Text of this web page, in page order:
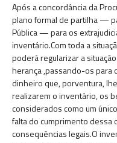
Após a concordância da
plano formal de partilha —
Pública — para os
inventário.Com toda a
poderá regularizar a
herança ,passando-os para
dinheiro que, porventura,
realizarem o inventário, os
considerados como um
falta do cumprimento dessa
consequências legais.O